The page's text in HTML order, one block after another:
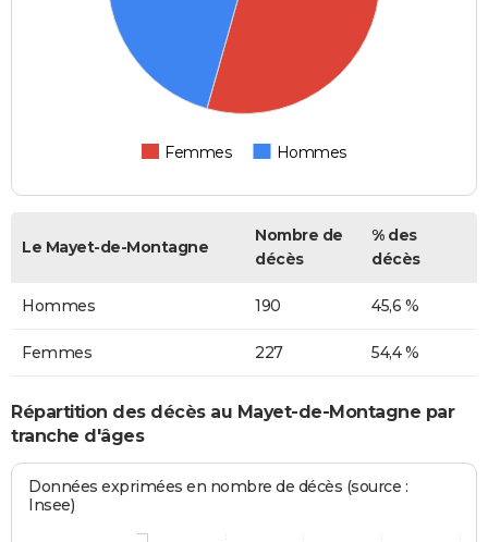
Femmes Hommes
Le Mayet-de-Montagne
Nombre de
décès
% des
décès
Hommes 190 45,6 %
Femmes 227 54,4 %
Répartition des décès au Mayet-de-Montagne par
tranche d'âges
Données exprimées en nombre de décès (source :
Insee)